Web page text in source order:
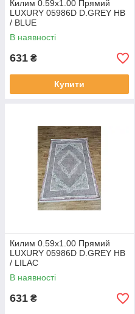
Килим 0.59х1.00 Прямий
LUXURY 05986D D.GREY HB
/ BLUE
В наявності
631 ₴
Купити
Килим 0.59х1.00 Прямий
LUXURY 05986D D.GREY HB
/ LILAC
В наявності
631 ₴